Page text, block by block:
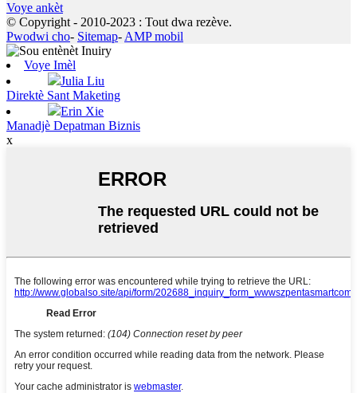
Voye ankèt
© Copyright - 2010-2023 : Tout dwa rezève.
Pwodwi cho- Sitemap- AMP mobil
Voye Imèl
Julia Liu
Direktè Sant Maketing
Erin Xie
Manadjè Depatman Biznis
x